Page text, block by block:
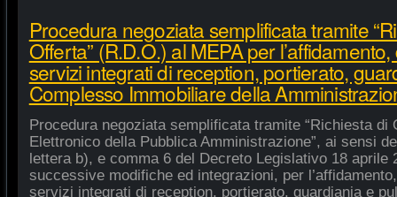
Procedura negoziata semplificata tramite
Offerta” (R.D.O.) al MEPA per
servizi integrati di reception, portierato,
Complesso Immobiliare della
Procedura negoziata semplificata tramite “Richiesta di
Elettronico della Pubblica Amministrazione”, ai sensi
lettera b), e comma 6 del Decreto Legislativo 18 aprile
successive modifiche ed integrazioni, per
servizi integrati di reception, portierato, guardiania e